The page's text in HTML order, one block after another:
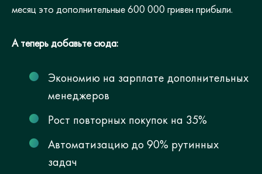
месяц это дополнительные 600 000 гривен прибыли.
А теперь добавьте сюда:
Экономию на зарплате дополнительных
менеджеров
Рост повторных покупок на 35%
Автоматизацию до 90% рутинных
задач